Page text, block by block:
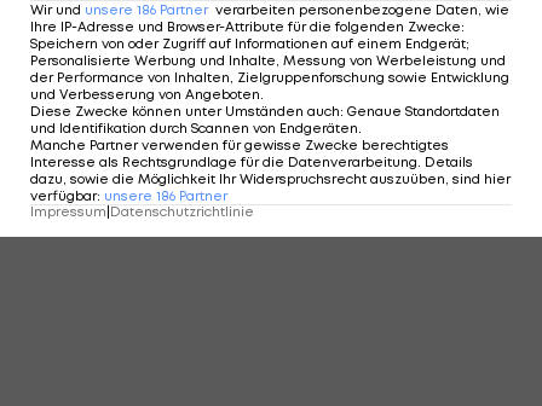
Wir und unsere 186 Partner verarbeiten personenbezogene Daten, wie
Ihre IP-Adresse und Browser-Attribute für die folgenden Zwecke:
Speichern von oder Zugriff auf Informationen auf einem Endgerät;
Personalisierte Werbung und Inhalte, Messung von Werbeleistung und
der Performance von Inhalten, Zielgruppenforschung sowie Entwicklung
und Verbesserung von Angeboten.
Diese Zwecke können unter Umständen auch: Genaue Standortdaten
und Identifikation durch Scannen von Endgeräten.
Manche Partner verwenden für gewisse Zwecke berechtigtes
Interesse als Rechtsgrundlage für die Datenverarbeitung. Details
dazu, sowie die Möglichkeit Ihr Widerspruchsrecht auszuüben, sind hier
verfügbar: unsere 186 Partner
Impressum Datenschutzrichtlinie